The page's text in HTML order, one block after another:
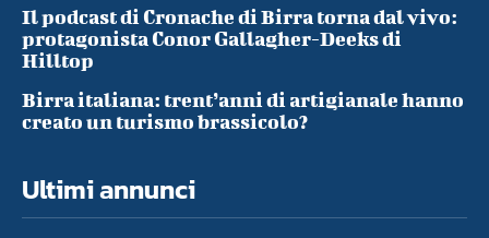
Il podcast di Cronache di Birra torna dal vivo:
protagonista Conor Gallagher-Deeks di
Hilltop
Birra italiana: trent’anni di artigianale hanno
creato un turismo brassicolo?
Ultimi annunci